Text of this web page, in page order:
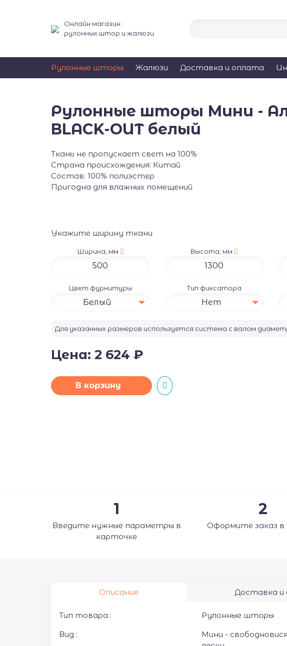
Онлайн магазин
рулонных штор и жалюзи
Рулонные шторы Жалюзи Доставка и оплата
Рулонные шторы Мини -
BLACK-OUT белый
Ткань не пропускает свет на 100%
Страна происхождения: Китай
Состав: 100% полиэстер
Пригодна для влажных помещений
Укажите ширину ткани
Ширина, мм Высота, мм
Цвет фурнитуры
Белый
Тип фиксатора
Нет
Для указанных размеров используется система с валом
Цена: 2 624 ₽
В корзину
1
Введите нужные параметры в
карточке
2
Оформите заказ в
Описание Доставка и
Тип товара :
Рулонные шторы
Вид :
Мини -